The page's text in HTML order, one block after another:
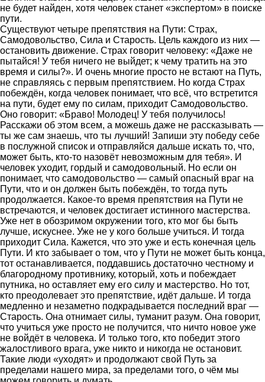
не будет найден, хотя человек станет «экспертом» в поиске
пути.
Существуют четыре препятствия на Пути: Страх,
Самодовольство, Сила и Старость. Цель каждого из них —
остановить движение. Страх говорит человеку: «Даже не
пытайся! У тебя ничего не выйдет; к чему тратить на это
время и силы?». И очень многие просто не встают на Путь,
не справляясь с первым препятствием. Но когда Страх
побеждён, когда человек понимает, что всё, что встретится
на пути, будет ему по силам, приходит Самодовольство.
Оно говорит: «Браво! Молодец! У тебя получилось!
Расскажи об этом всем, а можешь даже не рассказывать —
ты же сам знаешь, что ты лучший! Запиши эту победу себе
в послужной список и отправляйся дальше искать то, что,
может быть, кто-то назовёт невозможным для тебя». И
человек уходит, гордый и самодовольный. Но если он
понимает, что самодовольство — самый опасный враг на
Пути, что и он должен быть побеждён, то тогда путь
продолжается. Какое-то время препятствия на Пути не
встречаются, и человек достигает истинного мастерства.
Уже нет в обозримом окружении того, кто мог бы быть
лучше, искуснее. Уже не у кого больше учиться. И тогда
приходит Сила. Кажется, что это уже и есть конечная цель
Пути. И кто забывает о том, что у Пути не может быть конца,
тот останавливается, поддавшись достаточно честному и
благородному противнику, который, хоть и побеждает
путника, но оставляет ему его силу и мастерство. Но тот,
кто преодолевает это препятствие, идёт дальше. И тогда
медленно и незаметно подкрадывается последний враг —
Старость. Она отнимает силы, туманит разум. Она говорит,
что учиться уже просто не получится, что ничто новое уже
не войдёт в человека. И только того, кто победит этого
жалостливого врага, уже никто и никогда не остановит.
Такие люди «уходят» и продолжают свой Путь за
пределами нашего мира, за пределами того, о чём мы